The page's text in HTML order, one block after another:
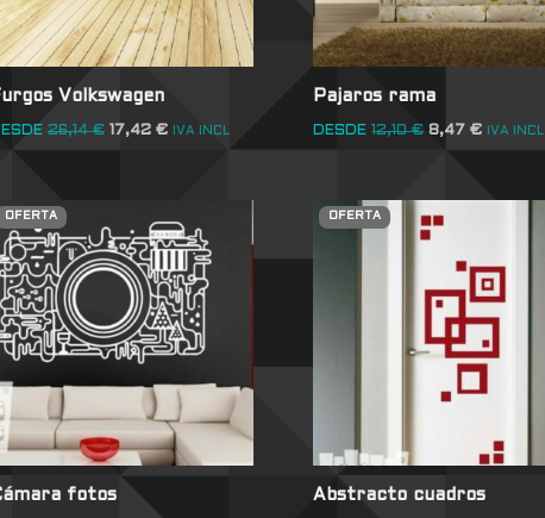
Volkswagen
26,14€ 17,42 € IVA INCL
Pajaros rama
DESDE 12,10€ 8,47€ IVA INCL
OFERTA
fotos
OFERTA
Abstracto cuadros